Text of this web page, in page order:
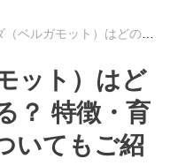
はどのようにして育てる？ 特徴・育てる際の注意点についてもご紹介！
ット）はど
？ 特徴・育
いてもご紹